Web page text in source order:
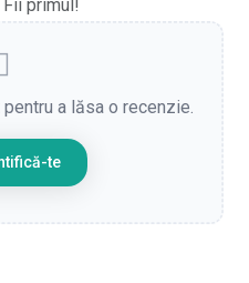
primul!
a lăsa o recenzie.
te